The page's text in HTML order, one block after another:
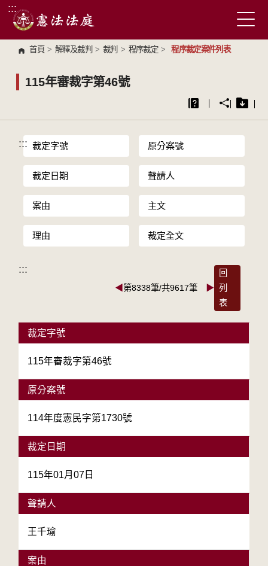
跳到主要內容區塊
:::
首頁 > 解釋及裁判 > 裁判 > 程序裁定 > 程序裁定案件列表
115年審裁字第46號
::: 裁定字號 原分案號
裁定日期 聲請人
案由 主文
理由 裁定全文
:::
◀第8338筆/共9617筆 ▶
回
列
表
裁定字號
115年審裁字第46號
原分案號
114年度憲民字第1730號
裁定日期
115年01月07日
聲請人
王千瑜
案由